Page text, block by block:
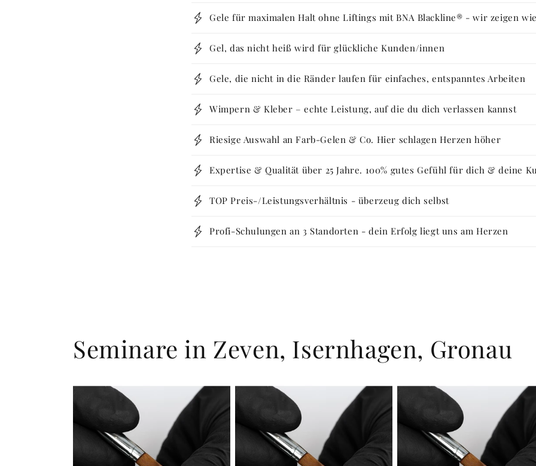
Gele für maximalen Halt ohne Liftings mit BNA Blackline® - wir zeigen wie
Gel, das nicht heiß wird für glückliche Kunden/innen
Gele, die nicht in die Ränder laufen für einfaches, entspanntes Arbeiten
Wimpern & Kleber – echte Leistung, auf die du dich verlassen kannst
Riesige Auswahl an Farb-Gelen & Co. Hier schlagen Herzen höher
Expertise & Qualität über 25 Jahre. 100% gutes Gefühl für dich & deine
TOP Preis-/Leistungsverhältnis - überzeug dich selbst
Profi-Schulungen an 3 Standorten - dein Erfolg liegt uns am Herzen
Seminare in Zeven, Isernhagen, Gronau